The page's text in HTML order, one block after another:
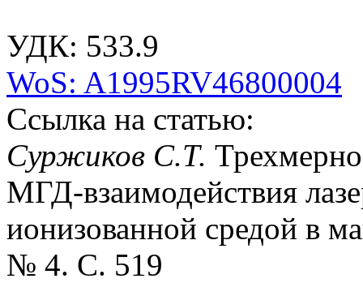
УДК: 533.9
WoS: A1995RV46800004
Ссылка на статью:
Суржиков С.Т.
МГД-взаимодействия
ионизованной средой в
№ 4. С. 519